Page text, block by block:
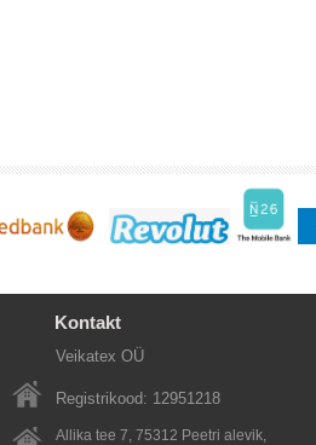
Kontakt
Veikatex OÜ
Registrikood: 12951218
Allika tee 7, 75312 Peetri alevik,